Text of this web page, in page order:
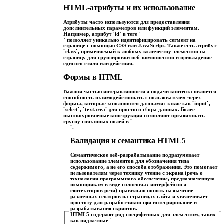
HTML-атрибуты и их использование
Атрибуты часто используются для предоставления
дополнительных параметров или функций элементам.
Например, атрибут `id` в теге `
` позволяет уникально идентифицировать сегмент на
странице с помощью CSS или JavaScript. Также есть атрибут
`class`, применяемый к любому количеству элементов на
страницу для группировки веб-компонентов и прикладение
единого стиля или действия.
Формы в HTML
Важной частью интерактивности и подачи контента является
способность взаимодействовать с пользователем через
формы, которые заполняются данными: такие как `input`,
`select`, `textarea` для простого сбора данных. Более
высокоуровневые конструкции позволяют организовать
группу связанных полей в `
`.
Валидация и семантика HTML5
Семантическое веб-разрабатывание подразумевает
использование элементов для обозначения типа
содержимого, а не его способа отображения. Это помогает
пользователям через технику чтение с экрана (речь о
технологии программного обеспечение, предназначенную
помощникам в виде голосовых интерфейсов и
синтезаторов речи) правильно понять назначение
различных секторов на страницах сайта и увеличивает
простоту для разработчиков при интегрирование и
разрабатывании скриптов.
HTML5 содержит ряд специфичных для элементом, таких
как виджетные `